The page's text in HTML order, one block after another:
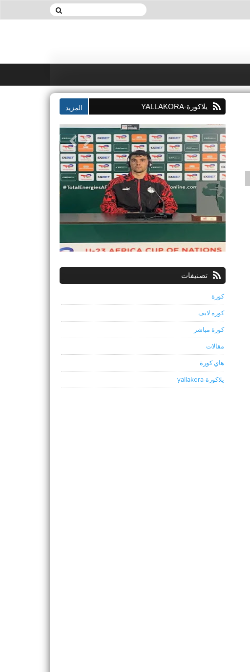
يلاكورة-YALLAKORA
تصنيفات
كورة
كورة لايف
كورة مباشر
مقالات
هاي كورة
يلاكورة-yallakora